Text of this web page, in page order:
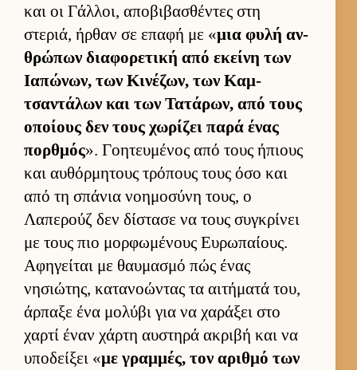
και οι Γάλ­λοι, αποβιβασθέντες στη
στεριά, ήρ­θαν σε επαφή με «μια φυλή αν­
θρώπων δια­φορετική από εκείνη των
Ια­πώνων, των Κινέζων, των Καμ­
τσαντάλων και των Τατάρων, από τους
οποί­ους δεν τους χωρίζει παρά ένας
πορ­θμός». Γοη­τευ­μένος από τους ήπιους
και αυ­θόρ­μητους τρόπους τους όσο και
από τη σπάνια νοη­μοσύνη τους, ο
Λαπερούζ δεν δίστασε να τους συγκρίνει
με τους πιο μορ­φωμένους Ευ­ρωπαί­ους.
Αφηγεί­ται με θαυ­μασμό πώς ένας
νησιώτης, κατανοώντας τα αι­τήματά του,
άρ­παξε ένα μολύβι για να χαράξει στο
χαρτί έναν χάρτη αυ­στηρά ακριβή και να
υποδεί­ξει «με γραμ­μές, τον αριθμό των